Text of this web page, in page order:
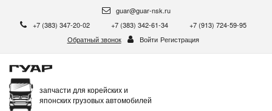
guar@guar-nsk.ru
+7 (383) 347-20-02
+7 (383) 342-61-34
+7 (913) 724-59-95
Обратный звонок
Войти Регистрация
запчасти для корейских и
японских грузовых автомобилей